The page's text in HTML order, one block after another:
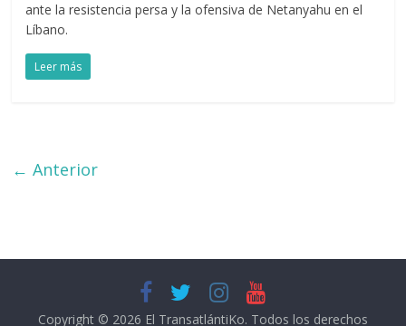
ante la resistencia persa y la ofensiva de Netanyahu en el
Líbano.
Leer más
← Anterior
Copyright © 2026 El TransatlántiKo. Todos los derechos